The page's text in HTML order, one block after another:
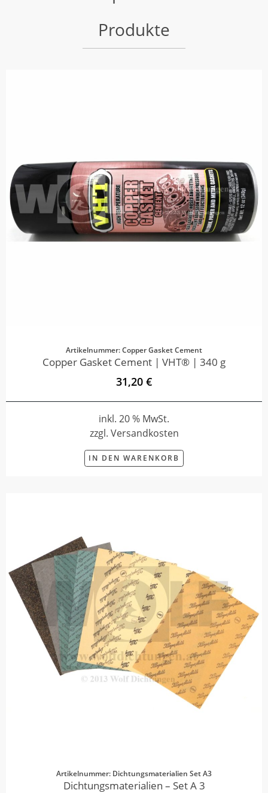
Produkte
Artikelnummer: Copper Gasket Cement
Copper Gasket Cement | VHT® | 340 g
31,20 €
inkl. 20 % MwSt.
zzgl. Versandkosten
IN DEN WARENKORB
Artikelnummer: Dichtungsmaterialien Set A3
Dichtungsmaterialien – Set A 3